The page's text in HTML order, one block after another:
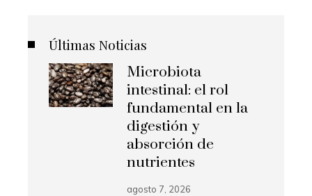
Últimas Noticias
Microbiota
intestinal: el rol
fundamental en la
digestión y
absorción de
nutrientes
agosto 7, 2026